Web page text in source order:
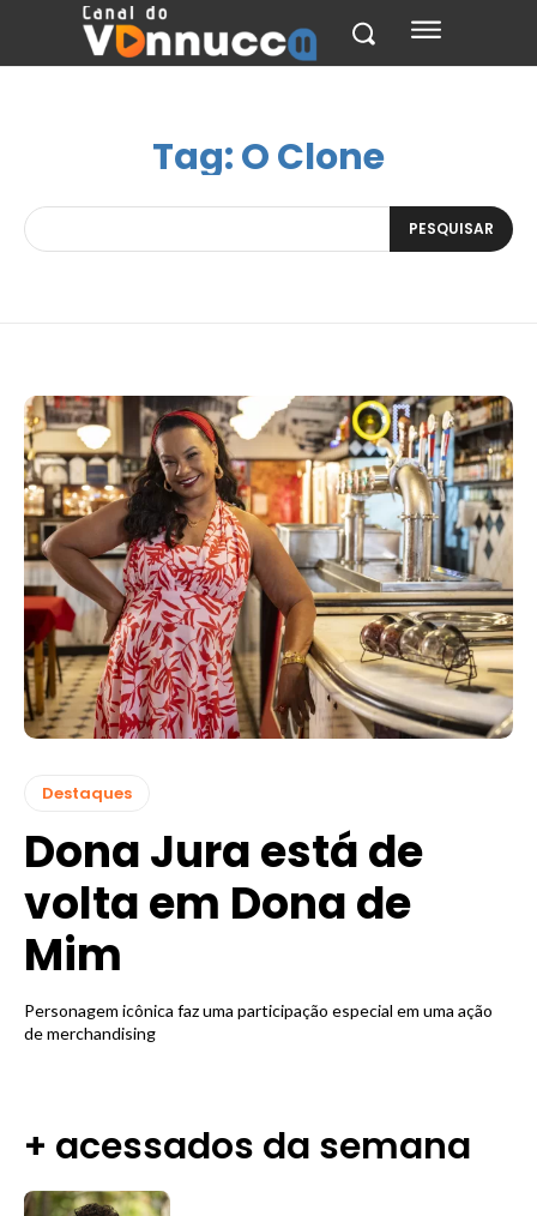
Tag:O Clone
PESQUISAR
Destaques
Dona Jura está de
volta em Dona de
Mim
Personagem icônica faz uma participação especial em uma ação
de merchandising
+ acessados da semana